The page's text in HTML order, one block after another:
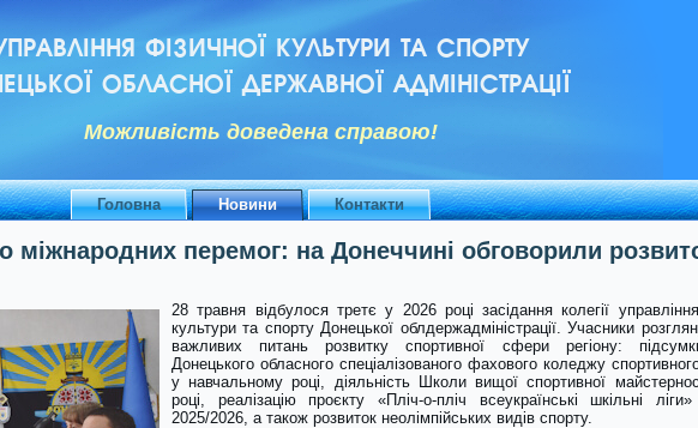
ФІЗИЧНОЇ КУЛЬТУРИ ТА СПОРТУ
ОБЛАСНОЇ ДЕРЖАВНОЇ АДМІНІСТРАЦІЇ
Можливiсть доведена справою!
Головна Новини Контакти
міжнародних перемог: на Донеччині обговорили
28 травня відбулося третє у 2026 році засідання колегії
культури та спорту Донецької облдержадміністрації. Учасники
важливих питань розвитку спортивної сфери регіону:
Донецького обласного спеціалізованого фахового коледжу
у навчальному році, діяльність Школи вищої спортивної
році, реалізацію проєкту «Пліч-о-пліч всеукраїнські шкільні
2025/2026, а також розвиток неолімпійських видів спорту.